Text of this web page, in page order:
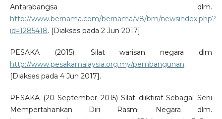
Antarabangsa dlm.
http://www.bernama.com/bernama/v8/bm/newsindex.php?
id=1285418. [Diakses pada 2 Jun 2017].
PESAKA (2015). Silat warisan negara dlm
http://www.pesakamalaysia.org.my/pembangunan.
[Diakses pada 4 Jun 2017].
PESAKA (20 September 2015) Silat diiktiraf Sebagai Seni
Mempertahankan Diri Rasmi Negara dlm.